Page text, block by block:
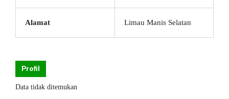
Alamat Limau Manis Selatan
Profil
Data tidak ditemukan